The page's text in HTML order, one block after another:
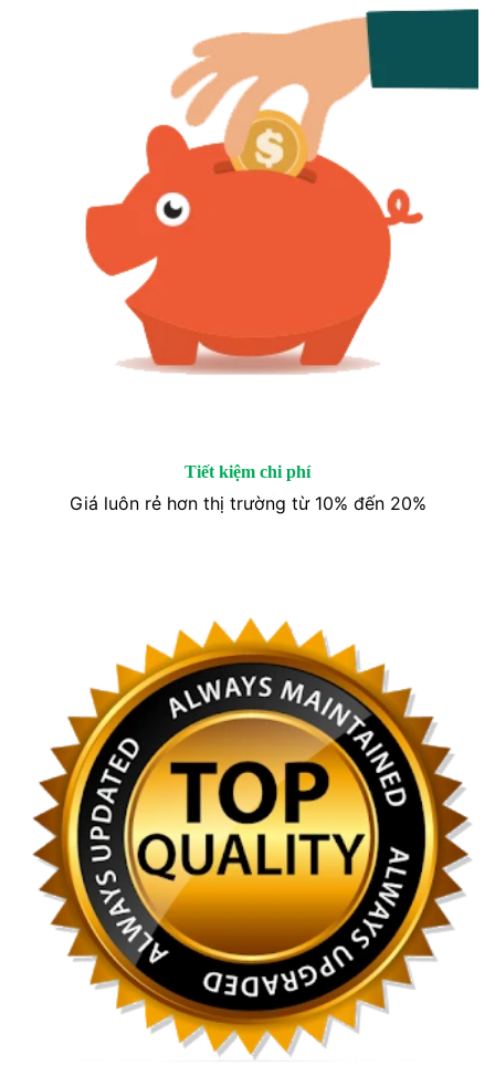
Tiết kiệm chi phí
Giá luôn rẻ hơn thị trường từ 10% đến 20%